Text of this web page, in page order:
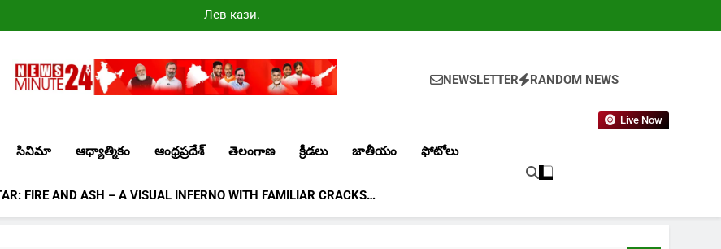
Лев казино
промокоды
Newsminute24
NEWSLETTER RANDOM NEWS
Live Now
సినిమా ఆధ్యాత్మికం ఆంధ్రప్రదేశ్ తెలంగాణ క్రీడలు జాతీయం ఫోటోలు
FIRE AND ASH – A VISUAL INFERNO WITH FAMILIAR CRACKS…